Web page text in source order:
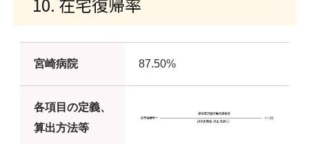
宮崎病院 87.50%
各項目の定義、
算出方法等